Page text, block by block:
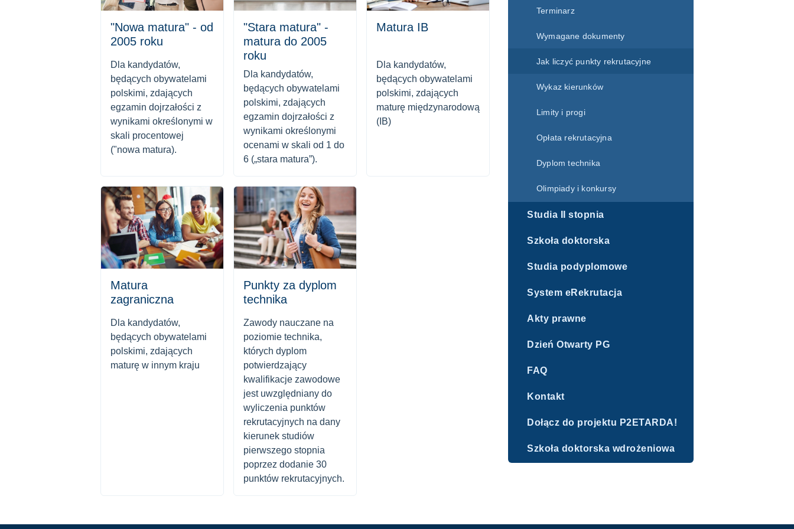
Terminarz
Wymagane dokumenty
Jak liczyć punkty rekrutacyjne
Wykaz kierunków
Limity i progi
Opłata rekrutacyjna
Dyplom technika
Olimpiady i konkursy
Studia II stopnia
Szkoła doktorska
Studia podyplomowe
System eRekrutacja
Akty prawne
Dzień Otwarty PG
FAQ
Kontakt
Dołącz do projektu P2ETARDA!
Szkoła doktorska wdrożeniowa
"Nowa matura" - od
2005 roku
Dla kandydatów,
będących obywatelami
polskimi, zdających
egzamin dojrzałości z
wynikami określonymi w
skali procentowej
("nowa matura).
"Stara matura" -
matura do 2005
roku
Dla kandydatów,
będących obywatelami
polskimi, zdających
egzamin dojrzałości z
wynikami określonymi
ocenami w skali od 1 do
6 („stara matura”).
Matura IB
Dla kandydatów,
będących obywatelami
polskimi, zdających
maturę międzynarodową
(IB)
Matura
zagraniczna
Dla kandydatów,
będących obywatelami
polskimi, zdających
maturę w innym kraju
Punkty za dyplom
technika
Zawody nauczane na
poziomie technika,
których dyplom
potwierdzający
kwalifikacje zawodowe
jest uwzględniany do
wyliczenia punktów
rekrutacyjnych na dany
kierunek studiów
pierwszego stopnia
poprzez dodanie 30
punktów rekrutacyjnych.